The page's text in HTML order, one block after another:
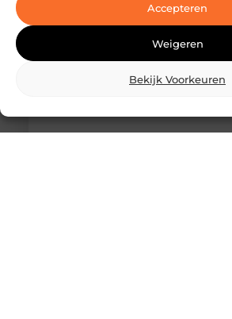
Accepteren
Weigeren
Bekijk Voorkeuren